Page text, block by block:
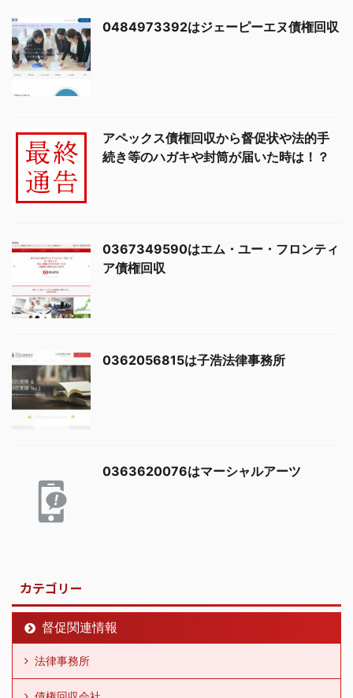
0484973392はジェーピーエヌ債権回収
アペックス債権回収から督促状や法的手
続き等のハガキや封筒が届いた時は！？
0367349590はエム・ユー・フロンティ
ア債権回収
0362056815は子浩法律事務所
0363620076はマーシャルアーツ
カテゴリー
督促関連情報
法律事務所